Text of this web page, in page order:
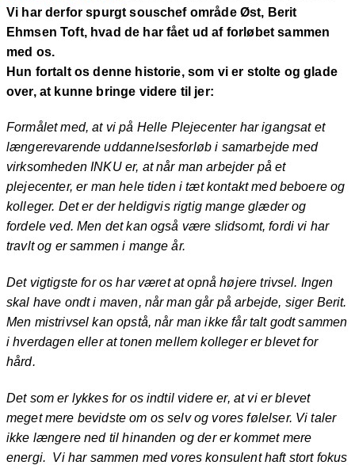
Vi har derfor spurgt souschef område Øst, Berit
Ehmsen Toft, hvad de har fået ud af forløbet sammen
med os.
Hun fortalt os denne historie, som vi er stolte og glade
over, at kunne bringe videre til jer:
Formålet med, at vi på Helle Plejecenter har igangsat et
længerevarende uddannelsesforløb i samarbejde med
virksomheden INKU er, at når man arbejder på et
plejecenter, er man hele tiden i tæt kontakt med beboere og
kolleger. Det er der heldigvis rigtig mange glæder og
fordele ved. Men det kan også være slidsomt, fordi vi har
travlt og er sammen i mange år.
Det vigtigste for os har været at opnå højere trivsel. Ingen
skal have ondt i maven, når man går på arbejde, siger Berit.
Men mistrivsel kan opstå, når man ikke får talt godt sammen
i hverdagen eller at tonen mellem kolleger er blevet for
hård.
Det som er lykkes for os indtil videre er, at vi er blevet
meget mere bevidste om os selv og vores følelser. Vi taler
ikke længere ned til hinanden og der er kommet mere
energi. Vi har sammen med vores konsulent haft stort fokus